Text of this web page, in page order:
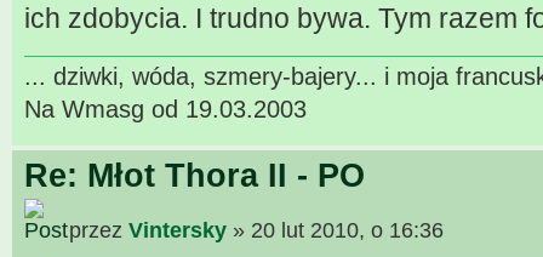
ich zdobycia. I trudno bywa. Tym razem
... dziwki, wóda, szmery-bajery... i moja
Na Wmasg od 19.03.2003
Re: Młot Thora II - PO
przez Vintersky » 20 lut 2010, o 16:36